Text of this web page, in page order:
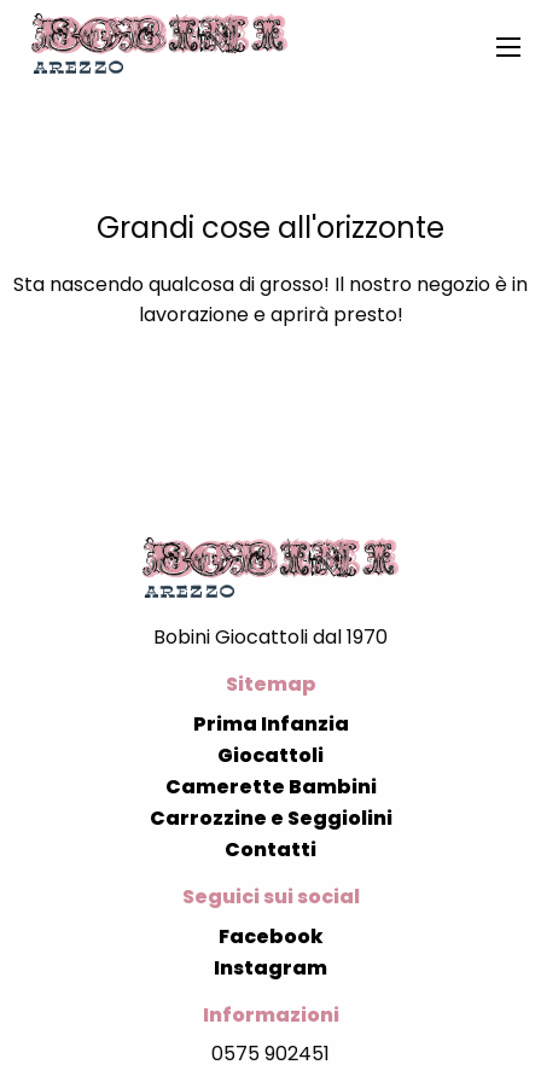
Grandi cose all'orizzonte
Sta nascendo qualcosa di grosso! Il nostro negozio è in
lavorazione e aprirà presto!
Bobini Giocattoli dal 1970
Sitemap
Prima Infanzia
Giocattoli
Camerette Bambini
Carrozzine e Seggiolini
Contatti
Seguici sui social
Facebook
Instagram
Informazioni
0575 902451